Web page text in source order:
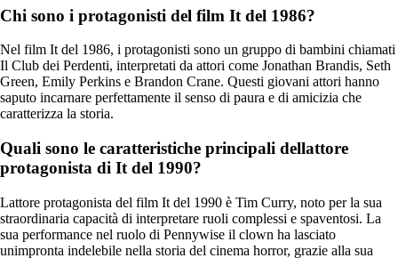
Chi sono i protagonisti del film It del 1986?
Nel film It del 1986, i protagonisti sono un gruppo di bambini chiamati
Il Club dei Perdenti, interpretati da attori come Jonathan Brandis, Seth
Green, Emily Perkins e Brandon Crane. Questi giovani attori hanno
saputo incarnare perfettamente il senso di paura e di amicizia che
caratterizza la storia.
Quali sono le caratteristiche principali dellattore
protagonista di It del 1990?
Lattore protagonista del film It del 1990 è Tim Curry, noto per la sua
straordinaria capacità di interpretare ruoli complessi e spaventosi. La
sua performance nel ruolo di Pennywise il clown ha lasciato
unimpronta indelebile nella storia del cinema horror, grazie alla sua